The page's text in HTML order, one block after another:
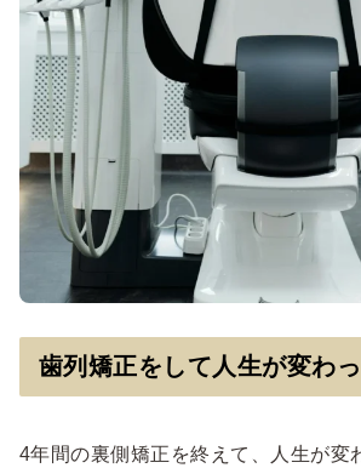
歯列矯正をして人生が変わ
4年間の裏側矯正を終えて、人生が変